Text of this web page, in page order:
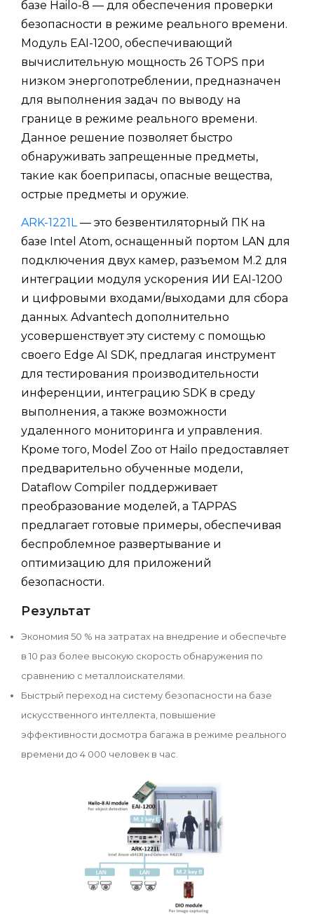
базе Hailo-8 — для обеспечения проверки
безопасности в режиме реального времени.
Модуль EAI-1200, обеспечивающий
вычислительную мощность 26 TOPS при
низком энергопотреблении, предназначен
для выполнения задач по выводу на
границе в режиме реального времени.
Данное решение позволяет быстро
обнаруживать запрещенные предметы,
такие как боеприпасы, опасные вещества,
острые предметы и оружие.
ARK-1221L — это безвентиляторный ПК на
базе Intel Atom, оснащенный портом LAN для
подключения двух камер, разъемом M.2 для
интеграции модуля ускорения ИИ EAI-1200
и цифровыми входами/выходами для сбора
данных. Advantech дополнительно
усовершенствует эту систему с помощью
своего Edge AI SDK, предлагая инструмент
для тестирования производительности
инференции, интеграцию SDK в среду
выполнения, а также возможности
удаленного мониторинга и управления.
Кроме того, Model Zoo от Hailo предоставляет
предварительно обученные модели,
Dataflow Compiler поддерживает
преобразование моделей, а TAPPAS
предлагает готовые примеры, обеспечивая
беспроблемное развертывание и
оптимизацию для приложений
безопасности.
Результат
Экономия 50 % на затратах на внедрение и обеспечьте
в 10 раз более высокую скорость обнаружения по
сравнению с металлоискателями.
Быстрый переход на систему безопасности на базе
искусственного интеллекта, повышение
эффективности досмотра багажа в режиме реального
времени до 4 000 человек в час.